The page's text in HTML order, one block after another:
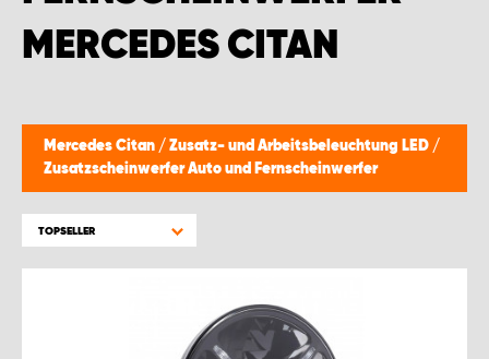
MERCEDES CITAN
Mercedes Citan / Zusatz- und Arbeitsbeleuchtung LED /
Zusatzscheinwerfer Auto und Fernscheinwerfer
TOPSELLER
WORK SYSTEM GERA
WORK SYSTEM LEIPZIG/HALLE
WORK SYSTEM LUDWIGSHAFEN
WORK SYSTEM MAGDEBURG